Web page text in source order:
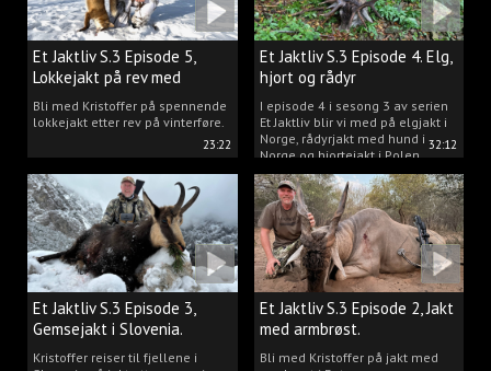
23:22
Et Jaktliv S.3 Episode 5,
Lokkejakt på rev med
Kristoffer Clausen
Bli med Kristoffer på spennende
lokkejakt etter rev på vinterføre.
32:12
Et Jaktliv S.3 Episode 4. Elg,
hjort og rådyr
I episode 4 i sesong 3 av serien
Et Jaktliv blir vi med på elgjakt i
Norge, rådyrjakt med hund i
Norge og hjortejakt i Polen.
Et Jaktliv S.3 Episode 3,
Gemsejakt i Slovenia.
Kristoffer reiser til fjellene i
Et Jaktliv S.3 Episode 2, Jakt
med armbrøst.
Bli med Kristoffer på jakt med